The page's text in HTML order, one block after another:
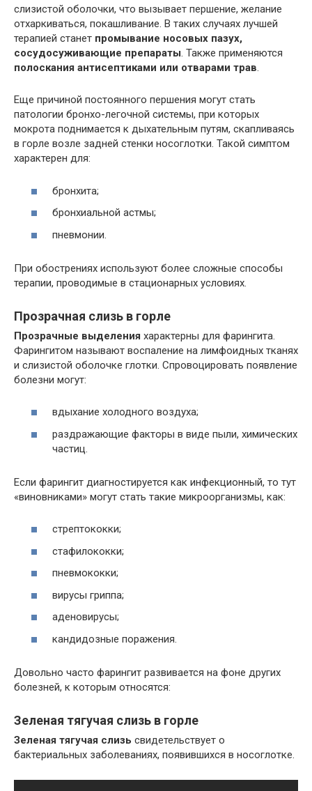
слизистой оболочки, что вызывает першение, желание
отхаркиваться, покашливание. В таких случаях лучшей
терапией станет промывание носовых пазух,
сосудосуживающие препараты. Также применяются
полоскания антисептиками или отварами трав.
Еще причиной постоянного першения могут стать
патологии бронхо-легочной системы, при которых
мокрота поднимается к дыхательным путям, скапливаясь
в горле возле задней стенки носоглотки. Такой симптом
характерен для:
бронхита;
бронхиальной астмы;
пневмонии.
При обострениях используют более сложные способы
терапии, проводимые в стационарных условиях.
Прозрачная слизь в горле
Прозрачные выделения характерны для фарингита.
Фарингитом называют воспаление на лимфоидных тканях
и слизистой оболочке глотки. Спровоцировать появление
болезни могут:
вдыхание холодного воздуха;
раздражающие факторы в виде пыли, химических
частиц.
Если фарингит диагностируется как инфекционный, то тут
«виновниками» могут стать такие микроорганизмы, как:
стрептококки;
стафилококки;
пневмококки;
вирусы гриппа;
аденовирусы;
кандидозные поражения.
Довольно часто фарингит развивается на фоне других
болезней, к которым относятся:
Зеленая тягучая слизь в горле
Зеленая тягучая слизь свидетельствует о
бактериальных заболеваниях, появившихся в носоглотке.